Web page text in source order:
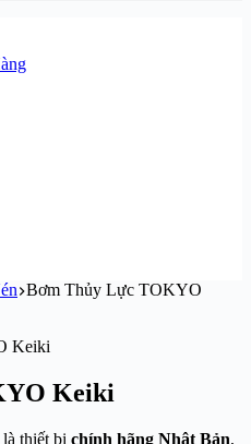
Bơm Thủy Lực TOKYO
Keiki
là thiết bị chính hãng Nhật Bản,